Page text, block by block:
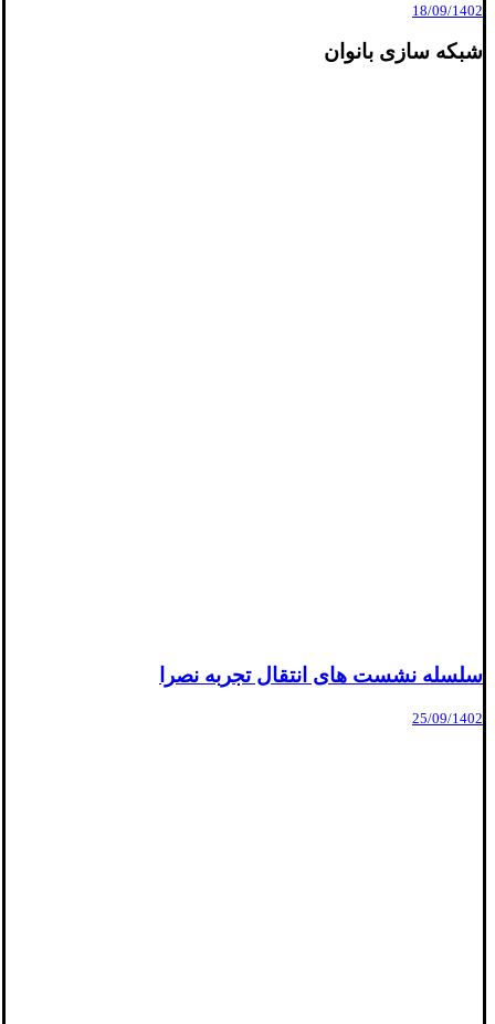
18/09/1402
شبکه سازی بانوان
سلسله نشست های انتقال تجربه نصرا
25/09/1402